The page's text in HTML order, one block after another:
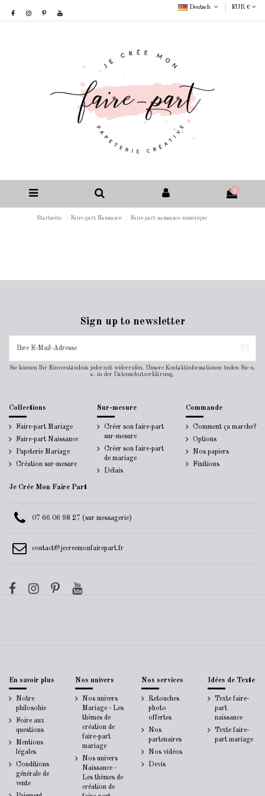
Deutsch EUR €
0
Startseite Faire-part Naissance Faire-part naissance numérique
Sign up to newsletter
Sie können Ihr Einverständnis jederzeit widerrufen. Unsere Kontaktinformationen finden Sie u.
a. in der Datenschutzerklärung.
Collections
Faire-part Mariage
Faire-part Naissance
Papeterie Mariage
Création sur-mesure
Sur-mesure
Créer son faire-part
sur-mesure
Créer son faire-part
de mariage
Délais
Commande
Comment ça marche?
Options
Nos papiers
Finitions
Je Crée Mon Faire Part
07 66 06 98 27 (sur messagerie)
contact@jecreemonfairepart.fr
En savoir plus
Notre
philosohie
Foire aux
questions
Mentions
légales
Conditions
générale de
vente
Nos univers
Nos univers
Mariage - Les
thèmes de
création de
faire-part
mariage
Nos univers
Naissance -
Les thèmes de
création de
Nos services
Retouches
photo
offertes
Nos
partenaires
Nos vidéos
Devis
Idées de Texte
Texte faire-
part
naissance
Texte faire-
part mariage